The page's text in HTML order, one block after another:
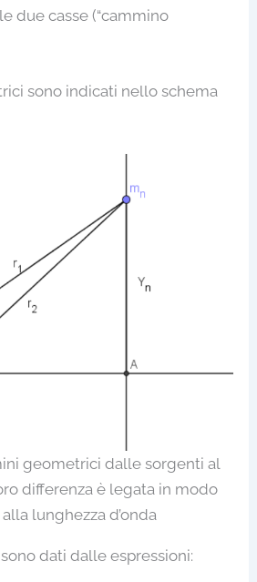
due casse (“cammino
sono indicati nello schema
geometrici dalle sorgenti al
differenza è legata in modo
lunghezza d’onda
sono dati dalle espressioni: